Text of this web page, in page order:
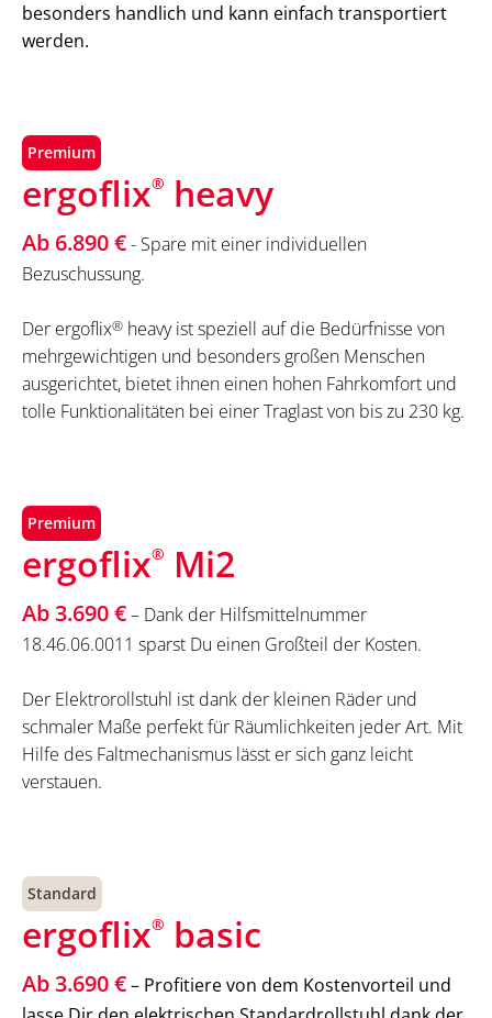
Premium
ergoflix® heavy
Ab 6.890 €- Spare mit einer individuellen
Bezuschussung.
Der ergoflix® heavy ist speziell auf die Bedürfnisse von
mehrgewichtigen und besonders großen Menschen
ausgerichtet, bietet ihnen einen hohen Fahrkomfort und
tolle Funktionalitäten bei einer Traglast von bis zu 230 kg.
besonders handlich und kann einfach transportiert
werden.
Premium
ergoflix® Mi2
Ab 3.690 €– Dank der Hilfsmittelnummer
18.46.06.0011 sparst Du einen Großteil der Kosten.
Der Elektrorollstuhl ist dank der kleinen Räder und
schmaler Maße perfekt für Räumlichkeiten jeder Art. Mit
Hilfe des Faltmechanismus lässt er sich ganz leicht
verstauen.
Standard
ergoflix® basic
Ab 3.690 €– Profitiere von dem Kostenvorteil und